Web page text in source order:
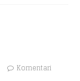
Komentari